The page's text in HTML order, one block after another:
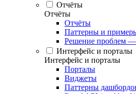
Отчёты
Отчёты
Отчёты
Паттерны и
Решение проблем —
Интерфейс и порталы
Интерфейс и порталы
Порталы
Виджеты
Паттерны